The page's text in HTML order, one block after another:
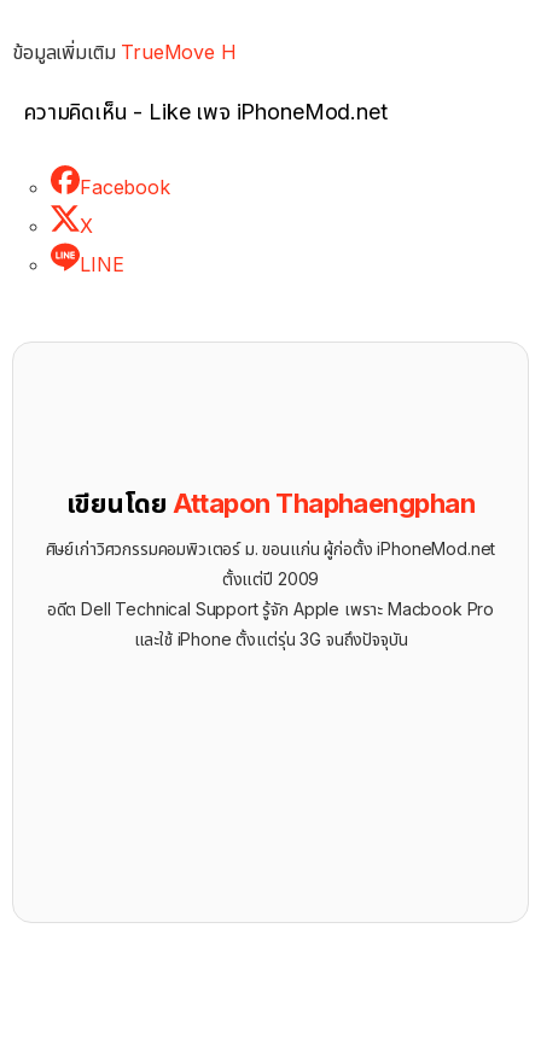
ข้อมูลเพิ่มเติม TrueMove H
ความคิดเห็น - Like เพจ iPhoneMod.net
Facebook
X
LINE
เขียนโดย Attapon Thaphaengphan
ศิษย์เก่าวิศวกรรมคอมพิวเตอร์ ม. ขอนแก่น ผู้ก่อตั้ง iPhoneMod.net
ตั้งแต่ปี 2009
อดีต Dell Technical Support รู้จัก ​Apple เพราะ Macbook Pro
และใช้ iPhone ตั้งแต่รุ่น 3G จนถึงปัจจุบัน